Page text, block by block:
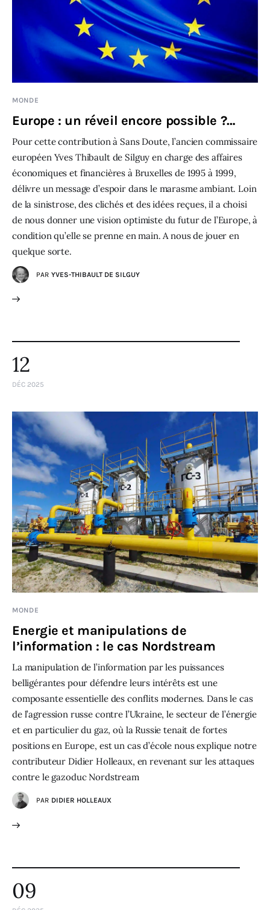
MONDE
Europe : un réveil encore possible ?…
Pour cette contribution à Sans Doute, l’ancien commissaire
européen Yves Thibault de Silguy en charge des affaires
économiques et financières à Bruxelles de 1995 à 1999,
délivre un message d’espoir dans le marasme ambiant. Loin
de la sinistrose, des clichés et des idées reçues, il a choisi
de nous donner une vision optimiste du futur de l’Europe, à
condition qu’elle se prenne en main. A nous de jouer en
quelque sorte.
PAR YVES-THIBAULT DE SILGUY
12
DÉC 2025
MONDE
Energie et manipulations de
l’information : le cas Nordstream
La manipulation de l’information par les puissances
belligérantes pour défendre leurs intérêts est une
composante essentielle des conflits modernes. Dans le cas
de l’agression russe contre l’Ukraine, le secteur de l’énergie
et en particulier du gaz, où la Russie tenait de fortes
positions en Europe, est un cas d’école nous explique notre
contributeur Didier Holleaux, en revenant sur les attaques
contre le gazoduc Nordstream
PAR DIDIER HOLLEAUX
09